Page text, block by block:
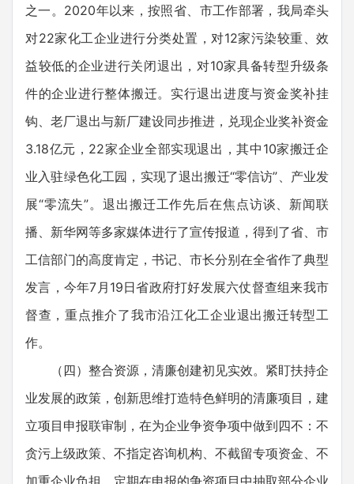
之一。2020年以来，按照省、市工作部署，我局牵头
对22家化工企业进行分类处置，对12家污染较重、效
益较低的企业进行关闭退出，对10家具备转型升级条
件的企业进行整体搬迁。实行退出进度与资金奖补挂
钩、老厂退出与新厂建设同步推进，兑现企业奖补资金
3.18亿元，22家企业全部实现退出，其中10家搬迁企
业入驻绿色化工园，实现了退出搬迁“零信访”、产业发
展“零流失”。退出搬迁工作先后在焦点访谈、新闻联
播、新华网等多家媒体进行了宣传报道，得到了省、市
工信部门的高度肯定，书记、市长分别在全省作了典型
发言，今年7月19日省政府打好发展六仗督查组来我市
督查，重点推介了我市沿江化工企业退出搬迁转型工
作。
（四）整合资源，清廉创建初见实效。紧盯扶持企
业发展的政策，创新思维打造特色鲜明的清廉项目，建
立项目申报联审制，在为企业争资争项中做到四不：不
贪污上级政策、不指定咨询机构、不截留专项资金、不
加重企业负担。定期在申报的争资项目中抽取部分企业